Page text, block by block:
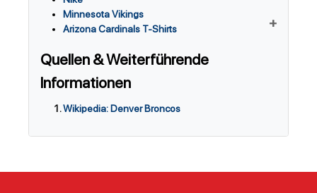
Minnesota Vikings
Arizona Cardinals T-Shirts
Quellen & Weiterführende
Informationen
Wikipedia: Denver Broncos